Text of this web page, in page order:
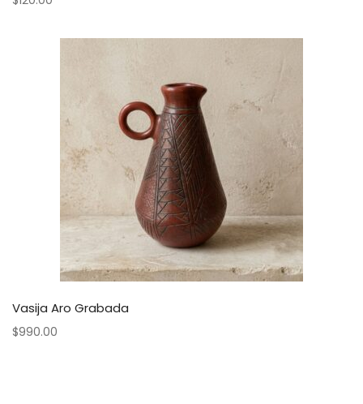
Vasija Aro Grabada
$990.00